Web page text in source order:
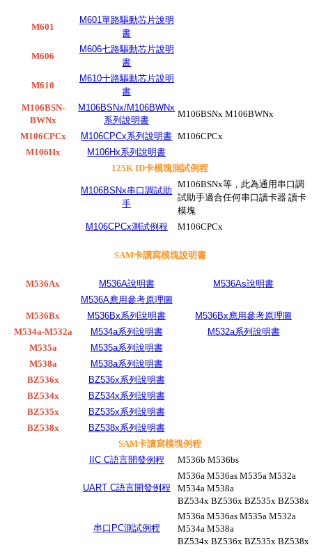
M601
M601單路驅動芯片說明
書
M606
M606七路驅動芯片說明
書
M610
M610十路驅動芯片說明
書
M106BSN-
BWNx
M106BSNx/M106BWNx
系列說明書
M106BSNx M106BWNx
M106CPCx M106CPCx系列說明書 M106CPCx
M106Hx
M106Hx系列說明書
125K ID卡模塊測試例程
M106BSNx串口調試助
手
M106BSNx等，此為通用串口調
試助手適合任何串口讀卡器 讀卡
模塊
M106CPCx測試例程
M106CPCx
SAM卡讀寫模塊說明書
M536Ax M536A說明書
M536As說明書
M536A應用參考原理圖
M536Bx
M536Bx系列說明書
M536Bx應用參考原理圖
M534a-M532a
M534a系列說明書
M532a系列說明書
M535a
M535a系列說明書
M538a
M538a系列說明書
BZ536x
BZ536x系列說明書
BZ534x
BZ534x系列說明書
BZ535x
BZ535x系列說明書
BZ538x
BZ538x系列說明書
SAM卡讀寫模塊例程
IIC C語言開發例程
M536b M536bs
UART C語言開發例程
M536a M536as M535a M532a
M534a M538a
BZ534x BZ536x BZ535x BZ538x
串口PC測試例程
M536a M536as M535a M532a
M534a M538a
BZ534x BZ536x BZ535x BZ538x